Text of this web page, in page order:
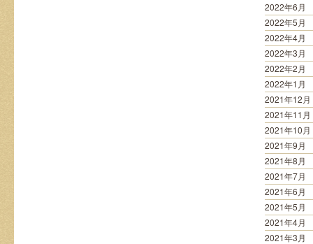
2022年6月
2022年5月
2022年4月
2022年3月
2022年2月
2022年1月
2021年12月
2021年11月
2021年10月
2021年9月
2021年8月
2021年7月
2021年6月
2021年5月
2021年4月
2021年3月